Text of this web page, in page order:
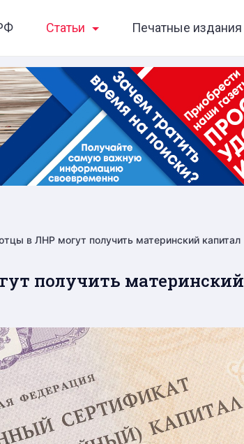
Статьи Печатные издания
в ЛНР могут получить материнский капитал
получить материнский